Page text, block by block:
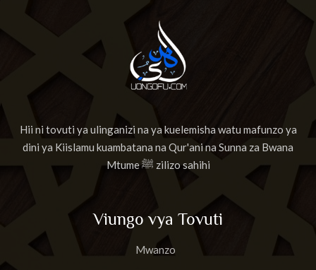
Hii ni tovuti ya ulinganizi na ya kuelemisha watu mafunzo ya
dini ya Kiislamu kuambatana na Qur'ani na Sunna za Bwana
Mtume ﷺ zilizo sahihi
Viungo vya Tovuti
Mwanzo